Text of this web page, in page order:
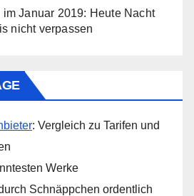
im Januar 2019: Heute Nacht
nicht verpassen
: Vergleich zu Tarifen und
Werke
Schnäppchen ordentlich